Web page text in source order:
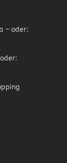
– oder: